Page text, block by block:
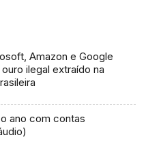
Amazon e Google
ilegal extraído na
ano com contas